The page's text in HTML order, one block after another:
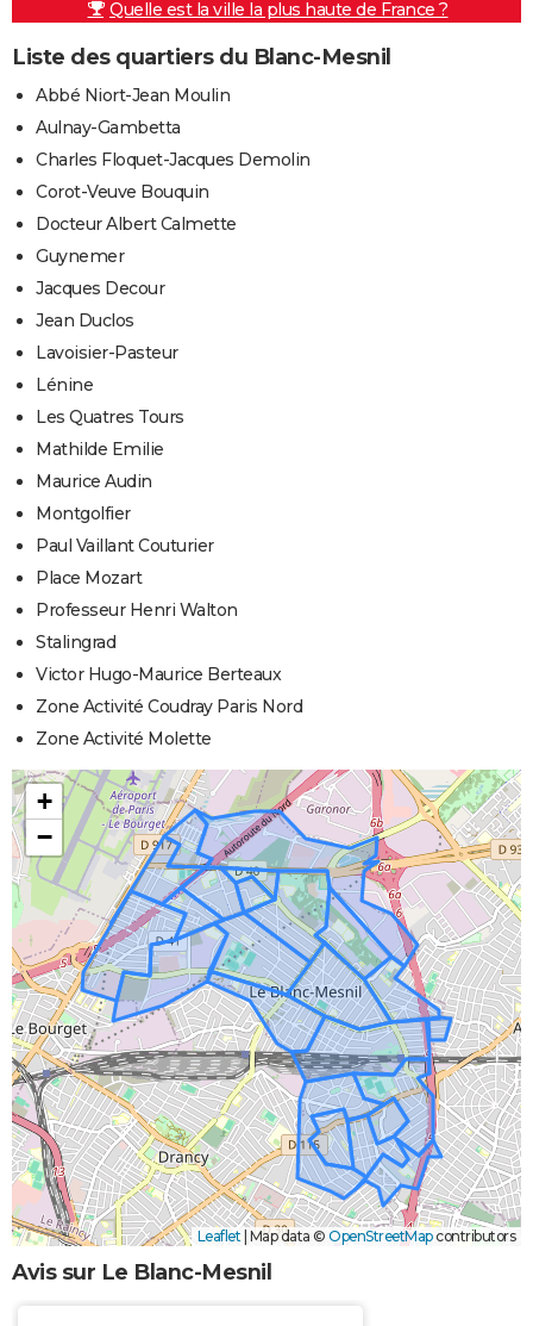
Quelle est la ville la plus haute de France ?
Liste des quartiers du Blanc-Mesnil
Abbé Niort-Jean Moulin
Aulnay-Gambetta
Charles Floquet-Jacques Demolin
Corot-Veuve Bouquin
Docteur Albert Calmette
Guynemer
Jacques Decour
Jean Duclos
Lavoisier-Pasteur
Lénine
Les Quatres Tours
Mathilde Emilie
Maurice Audin
Montgolfier
Paul Vaillant Couturier
Place Mozart
Professeur Henri Walton
Stalingrad
Victor Hugo-Maurice Berteaux
Zone Activité Coudray Paris Nord
Zone Activité Molette
+
−
Leaflet Map data © OpenStreetMapcontributors
Avis sur Le Blanc-Mesnil